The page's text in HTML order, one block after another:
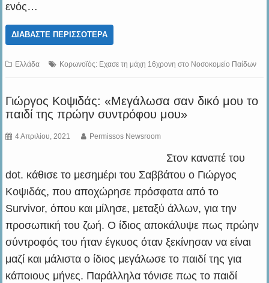
ενός…
ΔΙΑΒΆΣΤΕ ΠΕΡΙΣΣΌΤΕΡΑ
Ελλάδα Κορωνοϊός: Εχασε τη μάχη 16χρονη στο Νοσοκομείο Παίδων
Γιώργος Κοψιδάς: «Μεγάλωσα σαν δικό μου το
παιδί της πρώην συντρόφου μου»
4 Απριλίου, 2021 Permissos Newsroom
Στον καναπέ του
dot. κάθισε το μεσημέρι του Σαββάτου ο Γιώργος
Κοψιδάς, που αποχώρησε πρόσφατα από το
Survivor, όπου και μίλησε, μεταξύ άλλων, για την
προσωπική του ζωή. Ο ίδιος αποκάλυψε πως πρώην
σύντροφός του ήταν έγκυος όταν ξεκίνησαν να είναι
μαζί και μάλιστα ο ίδιος μεγάλωσε το παιδί της για
κάποιους μήνες. Παράλληλα τόνισε πως το παιδί